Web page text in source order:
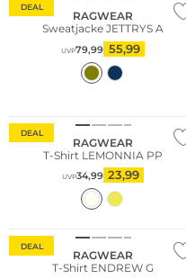
DEAL
RAGWEAR
Sweatjacke JETTRYS A
UVP79,99 55,99
DEAL
RAGWEAR
T-Shirt LEMONNIA PP
UVP34,99 23,99
DEAL
RAGWEAR
T-Shirt ENDREW G